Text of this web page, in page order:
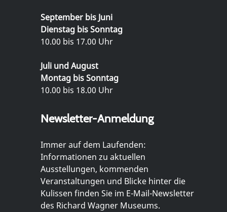
September bis Juni
Dienstag bis Sonntag
10.00 bis 17.00 Uhr
Juli und August
Montag bis Sonntag
10.00 bis 18.00 Uhr
Newsletter-Anmeldung
Immer auf dem Laufenden:
Informationen zu aktuellen
Ausstellungen, kommenden
Veranstaltungen und Blicke hinter die
Kulissen finden Sie im E-Mail-Newsletter
des Richard Wagner Museums.